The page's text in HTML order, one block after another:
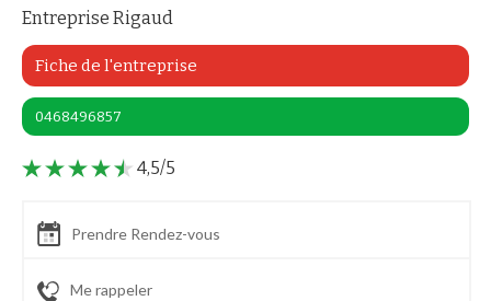
Entreprise Rigaud
Fiche de l'entreprise
0468496857
4,5/5
Prendre Rendez-vous
Me rappeler